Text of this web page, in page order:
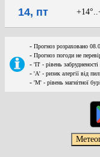
14, пт
- Прогноз розраховано
- Прогноз погоди не
- 'П' - рівень
- 'А' - ризик алергії від
- 'М' - рівень магнітної